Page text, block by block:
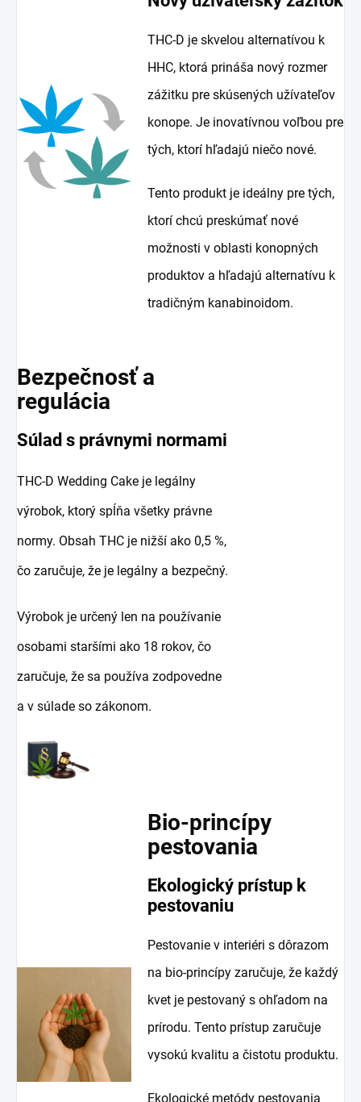
THC-D je skvelou alternatívou k
HHC, ktorá prináša nový rozmer
zážitku pre skúsených užívateľov
konope. Je inovatívnou voľbou pre
tých, ktorí hľadajú niečo nové.
Tento produkt je ideálny pre tých,
ktorí chcú preskúmať nové
možnosti v oblasti konopných
produktov a hľadajú alternatívu k
tradičným kanabinoidom.
Bezpečnosť a
regulácia
Súlad s právnymi normami
THC-D Wedding Cake je legálny
výrobok, ktorý spĺňa všetky právne
normy. Obsah THC je nižší ako 0,5 %,
čo zaručuje, že je legálny a bezpečný.
Výrobok je určený len na používanie
osobami staršími ako 18 rokov, čo
zaručuje, že sa používa zodpovedne
a v súlade so zákonom.
Bio-princípy
pestovania
Ekologický prístup k
pestovaniu
Pestovanie v interiéri s dôrazom
na bio-princípy zaručuje, že každý
kvet je pestovaný s ohľadom na
prírodu. Tento prístup zaručuje
vysokú kvalitu a čistotu produktu.
Ekologické metódy pestovania